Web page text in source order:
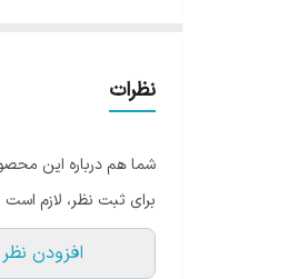
قابل استفاده برای دستگاه
قابل استفاده در تمامی طبقات،
نظرات
شما هم درباره این
برای ثبت نظر، لازم
افزودن نظر